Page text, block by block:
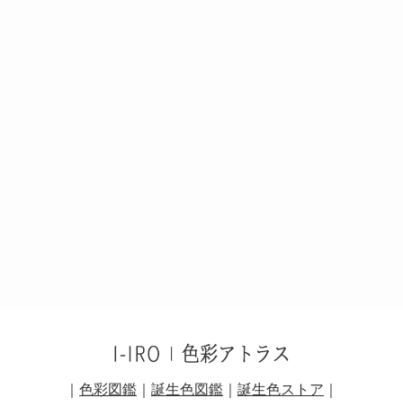
｜ 色彩図鑑 ｜ 誕生色図鑑 ｜ 誕生色ストア ｜